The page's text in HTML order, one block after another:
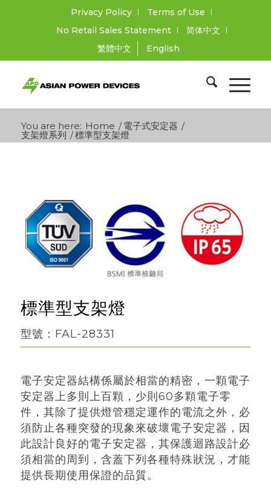
Privacy Policy
Terms of Use
No Retail Sales Statement
简体中文
繁體中文
English
You are here: Home / 電子式安定器 /
支架燈系列 /標準型支架燈
標準型支架燈
型號： FAL-28331
電子安定器結構係屬於相當的精密，一顆電子
安定器上多則上百顆，少則60多顆電子零
件，其除了提供燈管穩定運作的電流之外，必
須防止各種突發的現象來破壞電子安定器，因
此設計良好的電子安定器，其保護迴路設計必
須相當的周到，含蓋下列各種特殊狀況，才能
提供長期使用保證的品質。